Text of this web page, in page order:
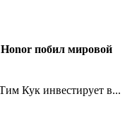
побил мировой
Кук инвестирует в...